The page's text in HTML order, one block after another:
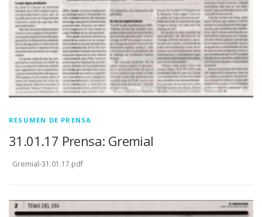
RESUMEN DE PRENSA
31.01.17 Prensa: Gremial
Gremial-31.01.17.pdf